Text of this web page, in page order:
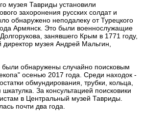
музея Тавриды установили
захоронения русских солдат и
обнаружено неподалеку от Турецкого
Армянск. Это были военнослужащие
занявшего Крым в 1771 году,
музея Андрей Мальгин,
были обнаружены случайно поисковым
осенью 2017 года. Среди находок -
обмундирования, трубки, кольца,
За консультацией поисковики
в Центральный музей Тавриды.
почти два года.